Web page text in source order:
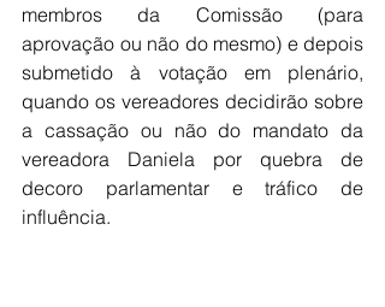
membros da Comissão (para
aprovação ou não do mesmo) e depois
submetido à votação em plenário,
quando os vereadores decidirão sobre
a cassação ou não do mandato da
vereadora Daniela por quebra de
decoro parlamentar e tráfico de
influência.